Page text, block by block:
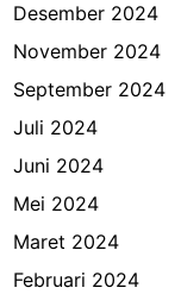
Desember 2024
November 2024
September 2024
Juli 2024
Juni 2024
Mei 2024
Maret 2024
Februari 2024